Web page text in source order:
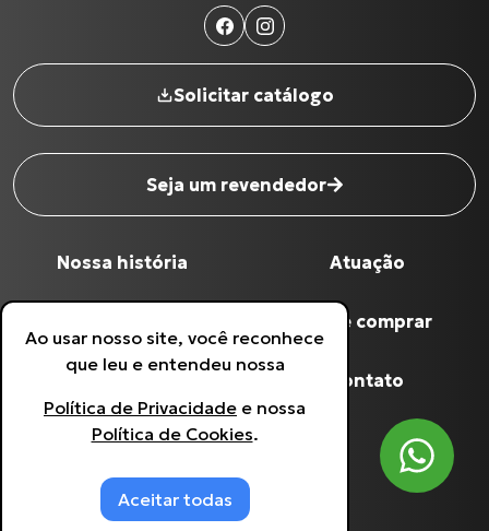
Solicitar catálogo
Seja um revendedor
Nossa história
Política de Privacidade
Política de Cookies
Atuação
Onde comprar
Contato
Nome completo *
Digite seu Email *
Digite seu Telefone *
Estou de acordo com a
Ao usar nosso site, você reconhece
que leu e entendeu nossa
Política de Privacidade e nossa
Política de Cookies.
Aceitar todas